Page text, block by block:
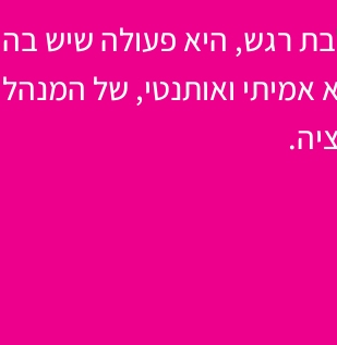
רגש, היא פעולה שיש
אמיתי ואותנטי, של